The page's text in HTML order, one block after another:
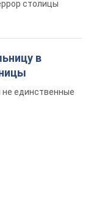
столицы
в
единственные